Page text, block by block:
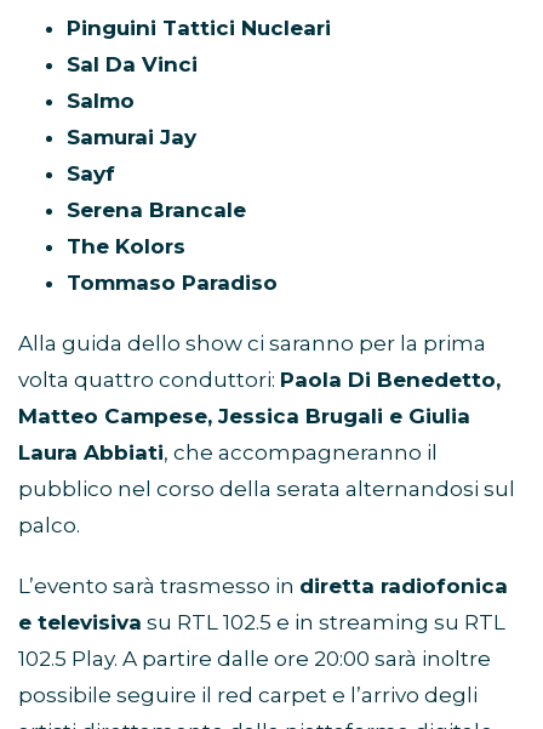
Pinguini Tattici Nucleari
Sal Da Vinci
Salmo
Samurai Jay
Sayf
Serena Brancale
The Kolors
Tommaso Paradiso
Alla guida dello show ci saranno per la prima
volta quattro conduttori: Paola Di Benedetto,
Matteo Campese, Jessica Brugali e Giulia
Laura Abbiati, che accompagneranno il
pubblico nel corso della serata alternandosi sul
palco.
L’evento sarà trasmesso in diretta radiofonica
e televisiva su RTL 102.5 e in streaming su RTL
102.5 Play. A partire dalle ore 20:00 sarà inoltre
possibile seguire il red carpet e l’arrivo degli